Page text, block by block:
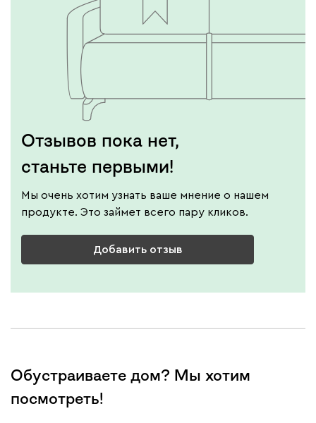
Отзывов пока нет,
станьте первыми!
Мы очень хотим узнать ваше мнение о нашем
продукте. Это займет всего пару кликов.
Добавить отзыв
Обустраиваете дом? Мы хотим
посмотреть!